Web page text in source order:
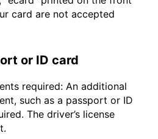
card are not accepted
or ID card
required: An additional
such as a passport or ID
The driver’s license